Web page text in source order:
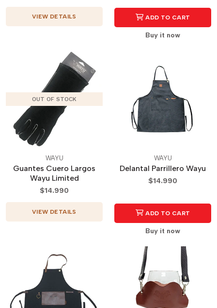
VIEW DETAILS ADD TO CART
Buy it now
OUT OF STOCK
WAYU
Guantes Cuero Largos
Wayu Limited
$14.990
VIEW DETAILS
WAYU
Delantal Parrillero Wayu
$14.990
ADD TO CART
Buy it now